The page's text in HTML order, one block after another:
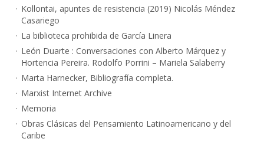
Kollontai, apuntes de resistencia (2019) Nicolás Méndez
Casariego
La biblioteca prohibida de García Linera
León Duarte : Conversaciones con Alberto Márquez y
Hortencia Pereira. Rodolfo Porrini – Mariela Salaberry
Marta Harnecker, Bibliografía completa.
Marxist Internet Archive
Memoria
Obras Clásicas del Pensamiento Latinoamericano y del
Caribe